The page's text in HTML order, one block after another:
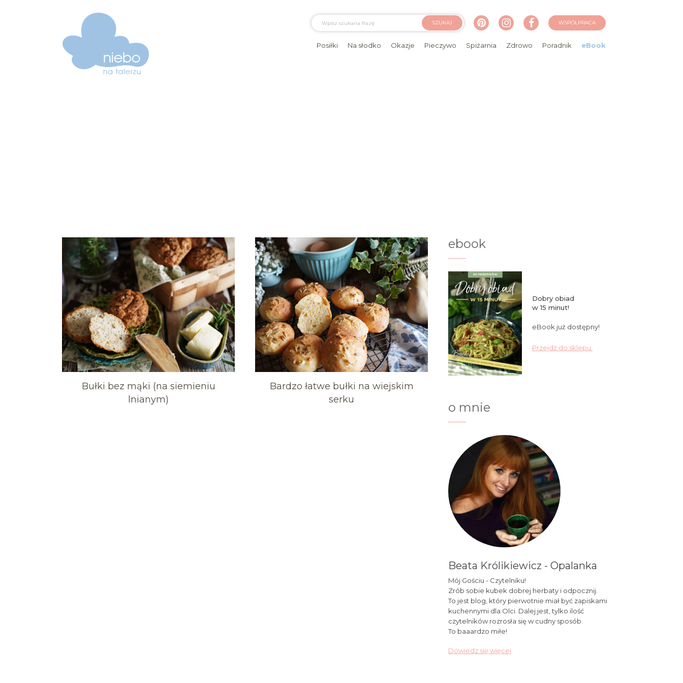
SZUKAJ WSPÓŁPRACA
Posiłki Na słodko Okazje Pieczywo Spiżarnia Zdrowo Poradnik eBook
Bułki bez mąki (na siemieniu
lnianym)
Bardzo łatwe bułki na wiejskim
serku
ebook
Dobry obiad
w 15 minut!
eBook już dostępny!
Przejdź do sklepu.
o mnie
Beata Królikiewicz - Opalanka
Mój Gościu - Czytelniku!
Zrób sobie kubek dobrej herbaty i odpocznij.
To jest blog, który pierwotnie miał być zapiskami
kuchennymi dla Olci. Dalej jest, tylko ilość
czytelników rozrosła się w cudny sposób.
To baaardzo miłe!
Dowiedz się więcej